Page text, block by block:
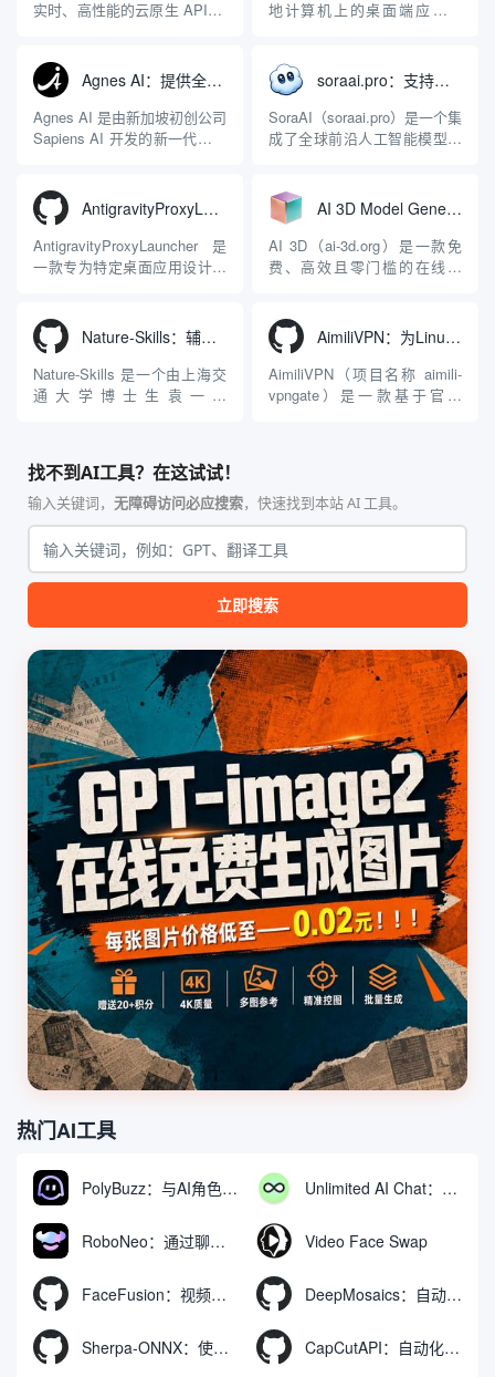
实时、高性能的云原生 API 网
LuaJIT 构建，并在 2019 年作
为顶级开源项目捐赠给
Apache 软件基金会。APISIX
彻底摒...
地计算机上的桌面端应用程
程助手的账号与运行环境而设
计。它目前支持包括
Antigravity IDE、Codex、
GitHub Copilo...
Agnes AI：提供全模态模型免费API、支持图文视频生成与复杂工程执行的智能体平台
Agnes AI 是由新加坡初创公司
Sapiens AI 开发的新一代多模
限制，提供集文本、图像、视
频生成于一体的“全模态”大模
型能力。平台的核心产品矩阵
包括主打自动化工作流的
soraai.pro：支持多模型文字转视频和图像生成的在线创作工具
SoraAI（soraai.pro）是一个集
成了全球前沿人工智能模型的
者、营销人员及广大用户提供
一站式、开箱即用的视觉内容
生成解决方案。网站的核心优
势在于其强大的多模型聚合能
AntigravityProxyLauncher：免TUN全局代理使用Antigravity IDE
AntigravityProxyLauncher 是
一款专为特定桌面应用设计的
Windows 平台。当用户使用桌
面版 Gemini 客户端或
Antigravity IDE ...
AI 3D Model Generator：通过文本和图像快速生成3D模型的在线工具
AI 3D（ai-3d.org）是一款免
费、高效且零门槛的在线AI
动Seed 3D两大行业领先的AI
模型架构，致力于帮助用户无
需掌握复杂的3D拓扑知识或昂
贵的专业软件，即可在...
Nature-Skills：辅助撰写学术论文和绘制科研图表的智能体插件
Nature-Skills 是一个由上海交
通大学博士生袁一哲
合，专为顶级学术期刊（如
Nature、Science、Cell 等）
的论文撰写与发表流程设计。
该工具集以智能体插...
AimiliVPN：为Linux提供纯净出站家庭IP的VPN代理网关
AimiliVPN（项目名称 aimili-
vpngate）是一款基于官方
纯 Python 标准库编写，用户
无需安装...
找不到AI工具？在这试试！
输入关键词， 无障碍访问必应搜索，快速找到本站 AI 工具。
立即搜索
热门AI工具
PolyBuzz：与AI角色互动的免费聊天与角色扮演平台 Unlimited AI Chat：免费无限制的AI聊天工具
RoboNeo：通过聊天生成和编辑视频与图像的AI工具 Video Face Swap
FaceFusion：视频换脸增强工具|语音同步视频嘴型动作 DeepMosaics：自动去除图像和视频中的马赛克，或向其添加马赛克
Sherpa-ONNX：使用ONNXRuntime实现离线语音识别和合成 CapCutAPI：自动化控制CapCut视频剪辑的开源工具